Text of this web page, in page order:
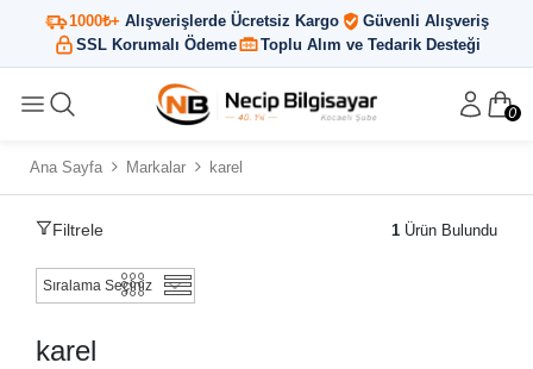
1000₺+ Alışverişlerde Ücretsiz Kargo
Güvenli Alışveriş
SSL Korumalı Ödeme
Toplu Alım ve Tedarik Desteği
0
Ana Sayfa Markalar karel
Filtrele 1 Ürün Bulundu
karel